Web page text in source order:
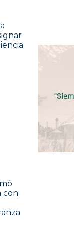
con